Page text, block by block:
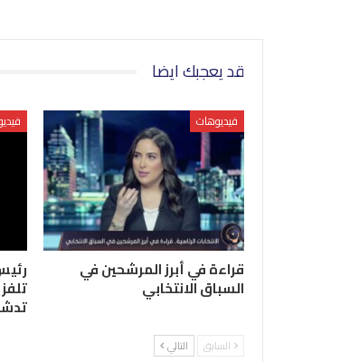
قد يعجبك ايضا
فيديوهات
قراءة في أبرز المرشحين في
السباق الانتخابي
السابق التالي